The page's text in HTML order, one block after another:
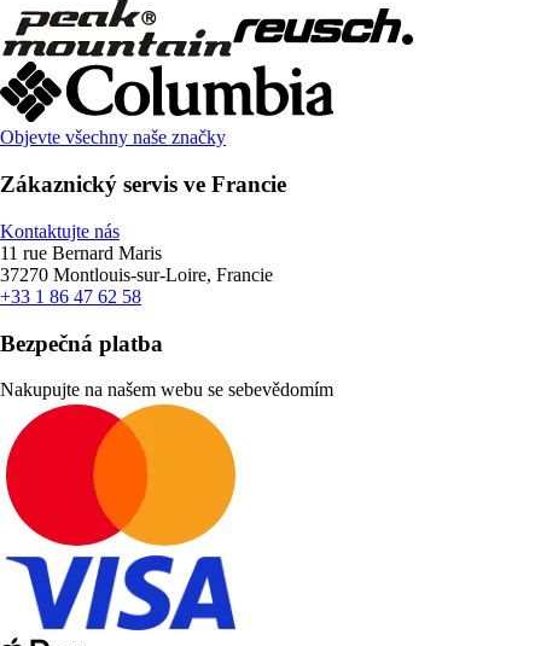
Objevte všechny naše značky
Zákaznický servis ve Francie
Kontaktujte nás
11 rue Bernard Maris
37270 Montlouis-sur-Loire, Francie
+33 1 86 47 62 58
Bezpečná platba
Nakupujte na našem webu se sebevědomím